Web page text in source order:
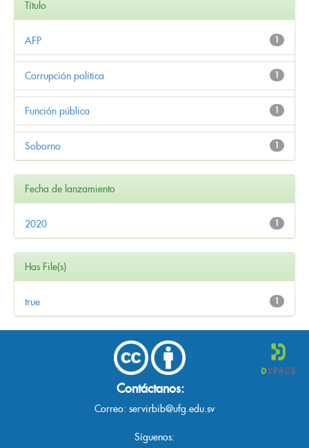
Título
1
AFP
1
Corrupción política
1
Función pública
1
Soborno
Fecha de lanzamiento
1
2020
Has File(s)
1
true
Contáctanos:
Correo: servirbib@ufg.edu.sv
Síguenos: